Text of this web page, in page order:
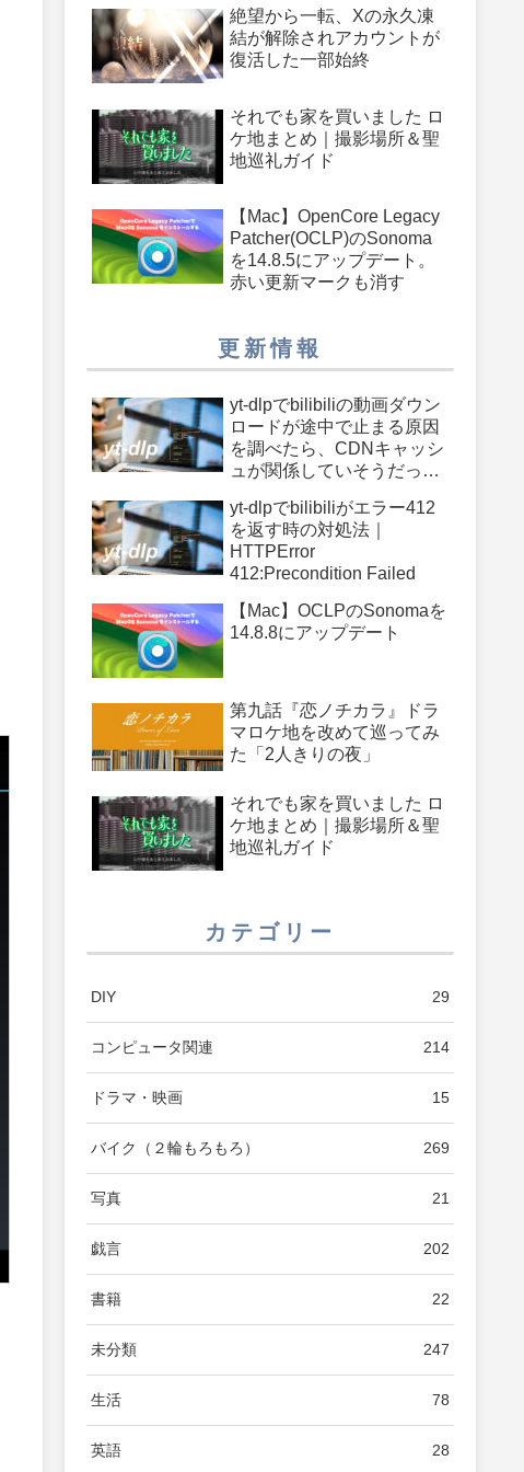
絶望から一転、Xの永久凍
結が解除されアカウントが
復活した一部始終
それでも家を買いました ロ
ケ地まとめ｜撮影場所＆聖
地巡礼ガイド
【Mac】OpenCore Legacy
Patcher(OCLP)のSonoma
を14.8.5にアップデート。
赤い更新マークも消す
更新情報
yt-dlpでbilibiliの動画ダウン
ロードが途中で止まる原因
を調べたら、CDNキャッシ
ュが関係していそうだった
yt-dlpでbilibiliがエラー412
を返す時の対処法｜
HTTPError
412:Precondition Failed
【Mac】OCLPのSonomaを
14.8.8にアップデート
第九話『恋ノチカラ』ドラ
マロケ地を改めて巡ってみ
た「2人きりの夜」
それでも家を買いました ロ
ケ地まとめ｜撮影場所＆聖
地巡礼ガイド
カテゴリー
DIY 29
コンピュータ関連 214
ドラマ・映画 15
バイク（２輪もろもろ） 269
写真 21
戯言 202
書籍 22
未分類 247
生活 78
英語 28